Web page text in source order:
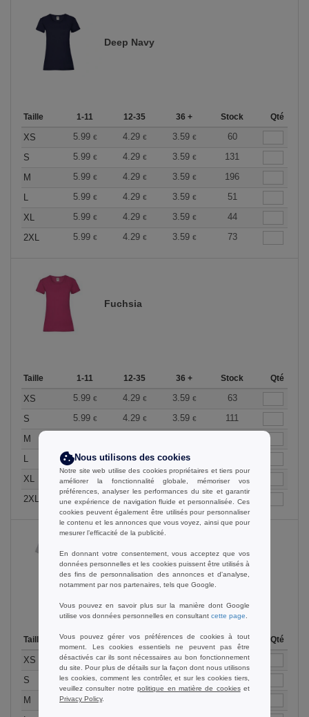
Deep Navy
Taille 1-11 12-35 36 + Stock Qté
XS 5.99 € 4.29 € 3.59 €
60
S
5.99 € 4.29 € 3.59 €
131
M
5.99 € 4.29 € 3.59 €
196
L
5.99 € 4.29 € 3.59 €
51
XL
5.99 € 4.29 € 3.59 €
44
2XL
5.99 € 4.29 € 3.59 € 73
Fuchsia
Taille 1-11 12-35 36 + Stock Qté
XS 5.99 € 4.29 € 3.59 €
63
S
5.99 € 4.29 € 3.59 €
111
M
L
5.99€ 4.29€ 3.59
XL
5.99 4.29€ 3.59
20
2XL
5.99€ 4.29 € 3.59 64
Heather Grey
Taille 1-11 12-35 36 + Stock Qté
XS 5.99€ 4.29€ 3.59€
70
S
5.99€ 4.29 € 3.59€
107
M
5.99€
Nous utilisons des cookies
Notre site web utilise des cookies propriétaires et tiers pour
améliorer la fonctionnalité globale, mémoriser vos
préférences, analyser les performances du site et garantir
une expérience de navigation fluide et personnalisée. Ces
cookies peuvent également être utilisés pour personnaliser
le contenu et les annonces que vous voyez, ainsi que pour
mesurer l’efficacité de la publicité.
En donnant votre consentement, vous acceptez que vos
données personnelles et les cookies puissent être utilisés à
des fins de personnalisation des annonces et d'analyse,
notamment par nos partenaires, tels que Google.
Vous pouvez en savoir plus sur la manière dont Google
utilise vos données personnelles en consultant cette page
Vous pouvez gérer vos préférences de cookies à tout
moment. Les cookies essentiels ne peuvent pas être
désactivés car ils sont nécessaires au bon fonctionnement
du site. Pour plus de détails sur la façon dont nous utilisons
les cookies, comment les contrôler, et sur les cookies tiers,
veuillez consulter notrepolitique en matière de cookieset
Privacy Policy.